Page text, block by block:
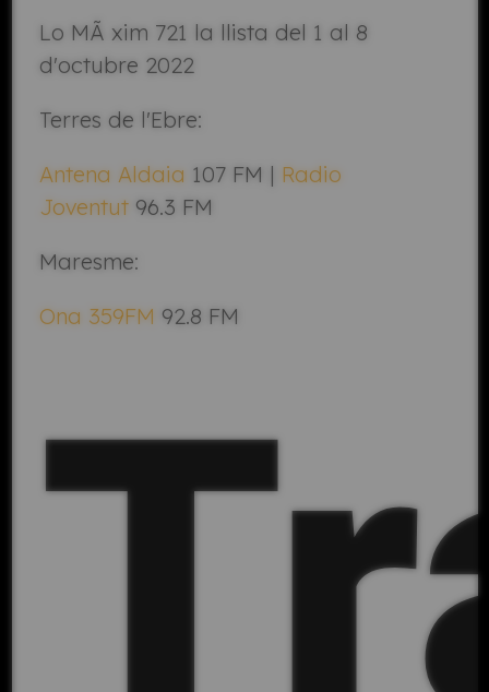
Lo MÃ xim 721 la llista del 1 al 8
d'octubre 2022
Terres de l'Ebre:
Antena Aldaia 107 FM | Radio
Joventut96.3 FM
Maresme:
Ona 359FM 92.8 FM